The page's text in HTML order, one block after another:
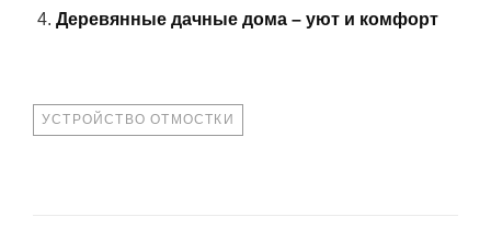
Деревянные дачные дома – уют и комфорт
TAGS
УСТРОЙСТВО ОТМОСТКИ